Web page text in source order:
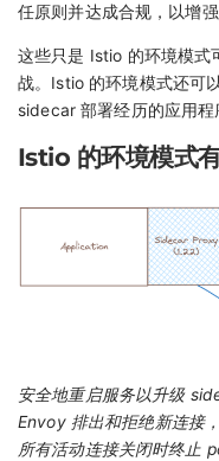
任原则并达成合规，以增
这些只是 Istio 的环境模式
战。Istio 的环境模式还可
sidecar 部署经历的应用程
Istio 的环境模式
安全地重启服务以升级
Envoy 排出和拒绝新连接
所有活动连接关闭时终止